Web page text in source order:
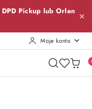
DPD Pickup lub Orlen
Moje konto